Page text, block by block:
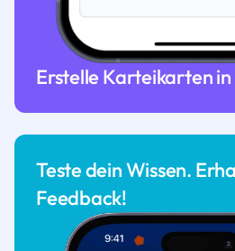
Erstelle Karteikarten in
Teste dein Wissen.
Feedback!